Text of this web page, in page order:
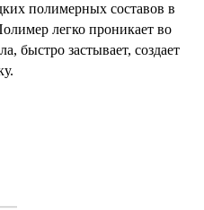
полимерных составов в
легко проникает во
быстро застывает, создает